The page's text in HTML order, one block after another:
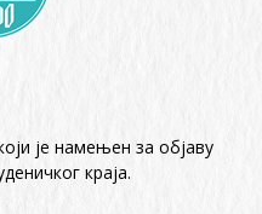
је намењен за објaву
краја.